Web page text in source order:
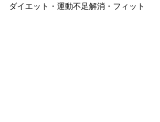
ダイエット・運動不足解消・フィット